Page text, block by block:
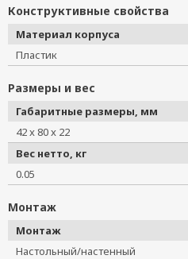
Конструктивные свойства
Материал корпуса
Пластик
Размеры и вес
Габаритные размеры, мм
42 x 80 x 22
Вес нетто, кг
0.05
Монтаж
Монтаж
Настольный/настенный